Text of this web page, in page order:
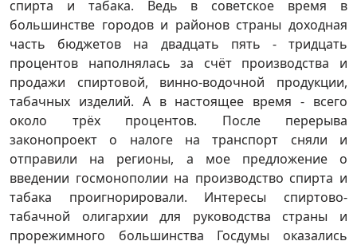
спирта и табака. Ведь в советское время в
большинстве городов и районов страны доходная
часть бюджетов на двадцать пять - тридцать
процентов наполнялась за счёт производства и
продажи спиртовой, винно-водочной продукции,
табачных изделий. А в настоящее время - всего
около трёх процентов. После перерыва
законопроект о налоге на транспорт сняли и
отправили на регионы, а мое предложение о
введении госмонополии на производство спирта и
табака проигнорировали. Интересы спиртово-
табачной олигархии для руководства страны и
прорежимного большинства Госдумы оказались